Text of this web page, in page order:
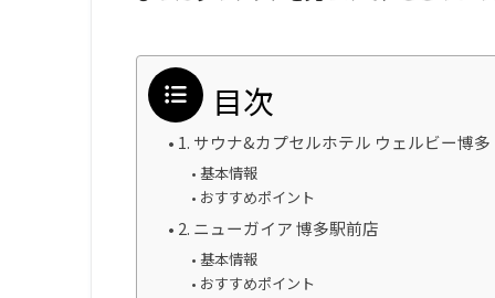
目次
1. サウナ&カプセルホテル ウェルビー博多
基本情報
おすすめポイント
2. ニューガイア 博多駅前店
基本情報
おすすめポイント